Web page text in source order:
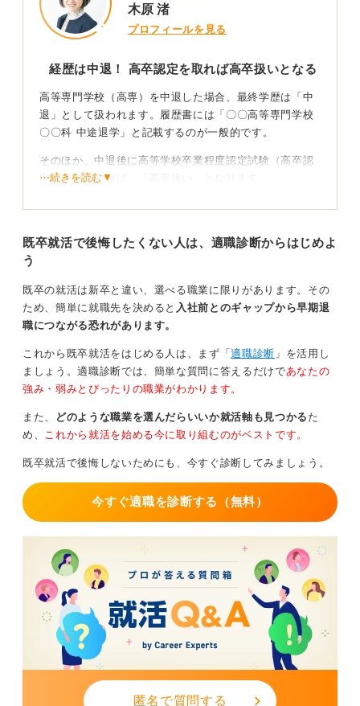
履歴書では学歴の正確な記載に加え、高専で得た経験を
るポイントになります。
4
木原 渚
プロフィールを見る
経歴は中退！ 高卒認定を取れば高卒扱いとなる
高等専門学校（高専）を中退した場合、最終学歴は「中
退」として扱われます。履歴書には「〇〇高等専門学校
〇〇科 中途退学」と記載するのが一般的です。
そのほか、中退後に高等学校卒業程度認定試験（高卒認
定）を取得すれば、「高卒扱い」となります。
そのため、アピール方法としては、中退であったとして
的に記載すれば、アピールポイントになります。
中退理由の伝え方としては、理由を伝える際に進路変更
の決断といった前向きな表現を心掛けましょう。
たとえば「実習を通して別の分野に興味が湧き、実務経
験を積む道を選んだ」など、ネガティブに伝わらない工
1
⋯続きを読む▼
既卒就活で後悔したくない人は、適職診断からはじめよ
う
既卒の就活は新卒と違い、選べる職業に限りがあります。その
ため、簡単に就職先を決めると 入社前とのギャップから早期退
職につながる恐れがあります。
これから既卒就活をはじめる人は、まず「適職診断 」を活用し
ましょう。適職診断では、簡単な質問に答えるだけであなたの
強み・弱みとぴったりの職業がわかります。
また、 どのような職業を選んだらいいか就活軸も見つかる た
め、 これから就活を始める今に取り組むのがベストです。
既卒就活で後悔しないためにも、今すぐ診断してみましょう。
今すぐ適職を診断する（無料）
匿名で質問する